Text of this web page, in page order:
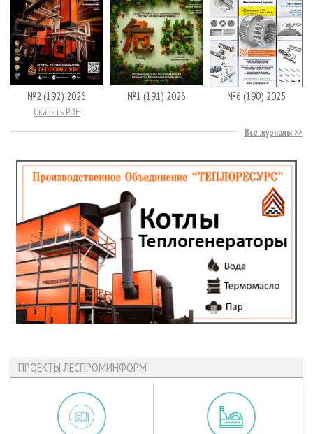
№2 (192) 2026
Скачать PDF
№1 (191) 2026 №6 (190) 2025
Все журналы
ПРОЕКТЫ ЛЕСПРОМИНФОРМ